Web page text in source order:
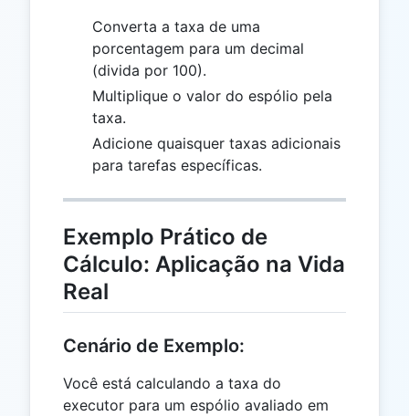
Converta a taxa de uma
porcentagem para um decimal
(divida por 100).
Multiplique o valor do espólio pela
taxa.
Adicione quaisquer taxas adicionais
para tarefas específicas.
Exemplo Prático de
Cálculo: Aplicação na Vida
Real
Cenário de Exemplo:
Você está calculando a taxa do
executor para um espólio avaliado em